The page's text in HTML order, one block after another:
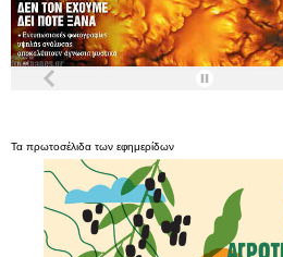
Τα πρωτοσέλιδα των εφημερίδων